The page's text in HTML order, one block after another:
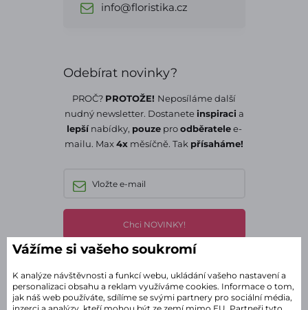
info@floristika.cz
Odebírat novinky?
PROČ? PROTOŽE! Neposíláme další
nudný newsletter. Dostaneteinspiraci a
lepšínabídky, pouzeproodběratelee-
mailu. Max4x měsíčně. Tak přísaháme!
Chci NOVINKY!
Souhlasím sezpracováním osobních údajů
Štítky
Vážíme si vašeho soukromí
K analýze návštěvnosti a funkcí webu, ukládání vašeho nastavení a
personalizaci obsahu a reklam využíváme cookies. Informace o tom,
jak náš web používáte, sdílíme se svými partnery pro sociální média,